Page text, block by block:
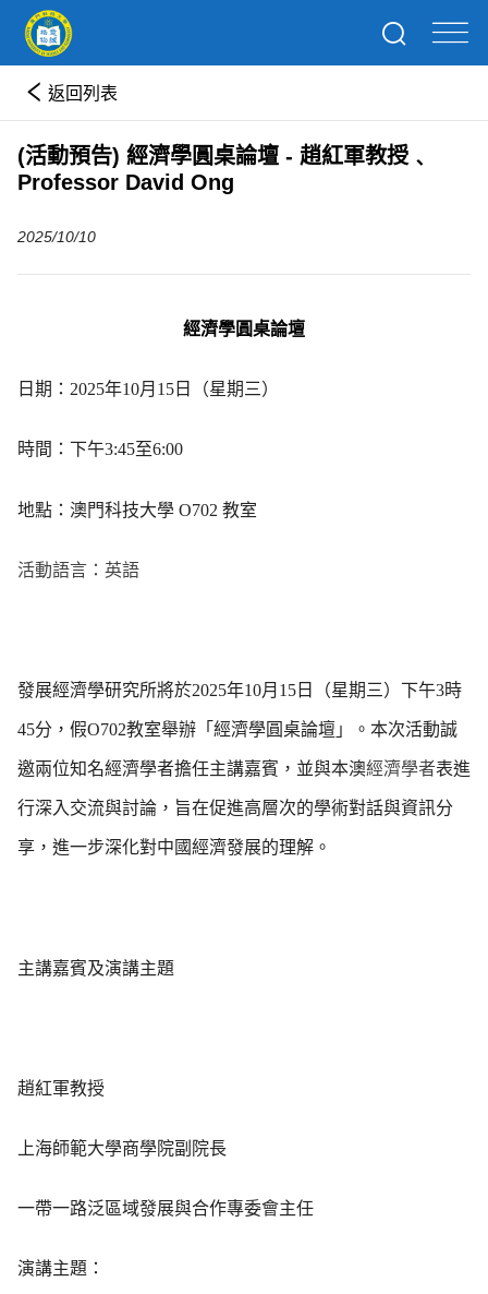
返回列表
(活動預告) 經濟學圓桌論壇 - 趙紅軍教授﹑
Professor David Ong
2025/10/10
經濟學圓桌論壇
日期： 2025年10月 15 日（星期三）
時間：下午3:45至6:00
地點：澳門科技大學 O702 教室
活動語言：英語
發展經濟學研究所將於2025年10月 15 日（星期三）下午3時
45分，假O702教室舉辦「經濟學圓桌論壇」。本次活動誠
邀兩位知名經濟學者擔任主講嘉賓，並與本澳經濟學者表進
行深入交流與討論，旨在促進高層次的學術對話與資訊分
享，進一步深化對中國經濟發展的理解。
主講嘉賓及演講主題
趙紅軍教授
上海師範大學商學院副院長
一帶一路泛區域發展與合作專委會主任
演講主題：